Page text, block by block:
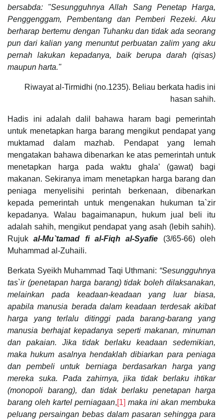
bersabda: "Sesungguhnya Allah Sang Penetap Harga,
Penggenggam, Pembentang dan Pemberi Rezeki. Aku
berharap bertemu dengan Tuhanku dan tidak ada seorang
pun dari kalian yang menuntut perbuatan zalim yang aku
pernah lakukan kepadanya, baik berupa darah (qisas)
maupun harta."
Riwayat al-Tirmidhi (no.1235). Beliau berkata hadis ini
hasan sahih.
Hadis ini adalah dalil bahawa haram bagi pemerintah
untuk menetapkan harga barang mengikut pendapat yang
muktamad dalam mazhab. Pendapat yang lemah
mengatakan bahawa dibenarkan ke atas pemerintah untuk
menetapkan harga pada waktu ghala’ (gawat) bagi
makanan. Sekiranya imam menetapkan harga barang dan
peniaga menyelisihi perintah berkenaan, dibenarkan
kepada pemerintah untuk mengenakan hukuman ta`zir
kepadanya. Walau bagaimanapun, hukum jual beli itu
adalah sahih, mengikut pendapat yang asah (lebih sahih).
Rujukal-Mu`tamad fi al-Fiqh al-Syafie (3/65-66) oleh
Muhammad al-Zuhaili.
Berkata Syeikh Muhammad Taqi Uthmani: “Sesungguhnya
tas`ir (penetapan harga barang) tidak boleh dilaksanakan,
melainkan pada keadaan-keadaan yang luar biasa,
apabila manusia berada dalam keadaan terdesak akibat
harga yang terlalu ditinggi pada barang-barang yang
manusia berhajat kepadanya seperti makanan, minuman
dan pakaian. Jika tidak berlaku keadaan sedemikian,
maka hukum asalnya hendaklah dibiarkan para peniaga
dan pembeli untuk berniaga berdasarkan harga yang
mereka suka. Pada zahirnya, jika tidak berlaku ihtikar
(monopoli barang), dan tidak berlaku penetapan harga
barang oleh kartel perniagaan,[1] maka ini akan membuka
peluang persaingan bebas dalam pasaran sehingga para